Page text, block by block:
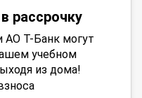
рассрочку
АО Т-Банк могут
учебном
из дома!